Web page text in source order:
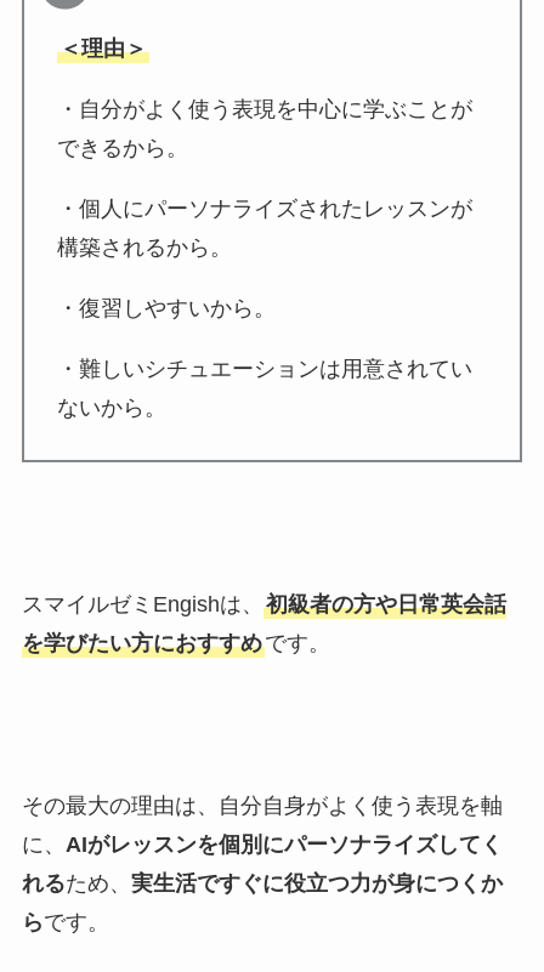
＜理由＞
・自分がよく使う表現を中心に学ぶことが
できるから。
・個人にパーソナライズされたレッスンが
構築されるから。
・復習しやすいから。
・難しいシチュエーションは用意されてい
ないから。
スマイルゼミEngishは、 初級者の方や日常英会話
を学びたい方におすすめです。
その最大の理由は、自分自身がよく使う表現を軸
に、 AIがレッスンを個別にパーソナライズしてく
れるため、 実生活ですぐに役立つ力が身につくか
らです。